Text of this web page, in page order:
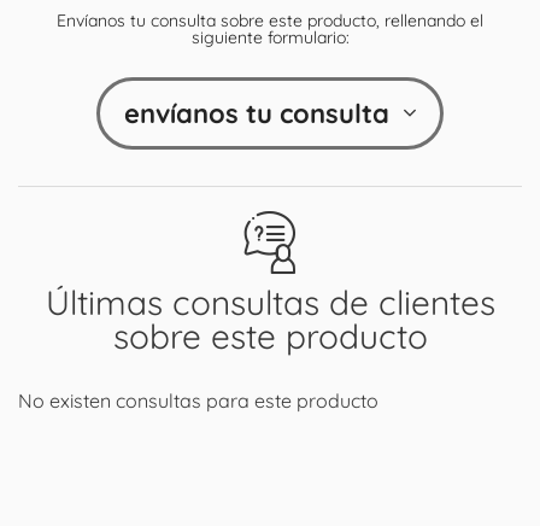
Últimas consultas de clientes
sobre este producto
No existen consultas para este producto
Envíanos tu consulta sobre este producto, rellenando el
siguiente formulario:
envíanos tu consulta